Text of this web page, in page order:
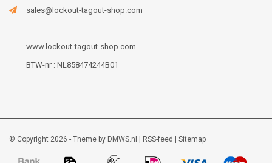
sales@lockout-tagout-shop.com
www.lockout-tagout-shop.com
BTW-nr : NL858474244B01
© Copyright 2026 - Theme by DMWS.nl RSS-feed Sitemap